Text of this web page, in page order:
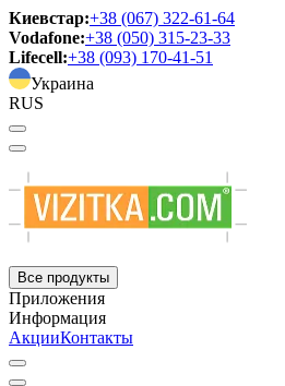
Киевстар:+38 (067) 322-61-64
Vodafone:+38 (050) 315-23-33
Lifecell:+38 (093) 170-41-51
Украина
RUS
Все продукты
Приложения
Информация
АкцииКонтакты